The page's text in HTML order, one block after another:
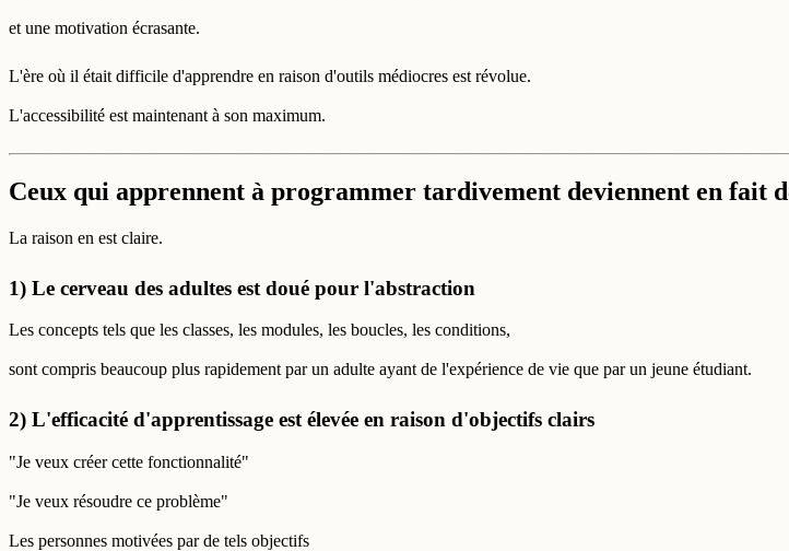
et une motivation écrasante.
L'ère où il était difficile d'apprendre en raison d'outils médiocres est révolue.
L'accessibilité est maintenant à son maximum.
Ceux qui apprennent à programmer tardivement deviennent en fait
La raison en est claire.
1) Le cerveau des adultes est doué pour l'abstraction
Les concepts tels que les classes, les modules, les boucles, les conditions,
sont compris beaucoup plus rapidement par un adulte ayant de l'expérience de vie que par un jeune étudiant.
2) L'efficacité d'apprentissage est élevée en raison d'objectifs clairs
"Je veux créer cette fonctionnalité"
"Je veux résoudre ce problème"
Les personnes motivées par de tels objectifs